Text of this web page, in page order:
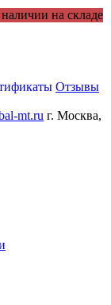
Отзывы
mt.ru г. Москва,
на складе